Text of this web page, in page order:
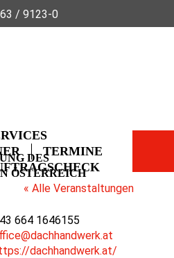
/ 9123-0
TERMINE
DES
ÖSTERREICH
« Alle Veranstaltungen
664 1646155
dachhandwerk.at/